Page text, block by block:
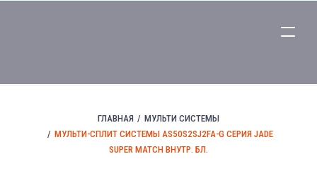
ГЛАВНАЯ
МУЛЬТИ СИСТЕМЫ
МУЛЬТИ-СПЛИТ СИСТЕМЫ AS50S2SJ2FA-G СЕРИЯ JADE
SUPER MATCH ВНУТР. БЛ.